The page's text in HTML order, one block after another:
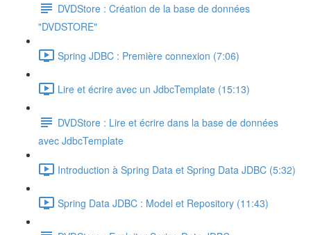
DVDStore : Création de la base de données
"DVDSTORE"
Spring JDBC : Première connexion (7:06)
Lire et écrire avec un JdbcTemplate (15:13)
DVDStore : Lire et écrire dans la base de données
avec JdbcTemplate
Introduction à Spring Data et Spring Data JDBC (5:32)
Spring Data JDBC : Model et Repository (11:43)